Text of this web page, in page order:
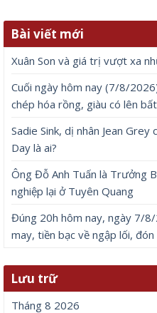
Bài viết mới
Xuân Son và giá trị vượt xa
Cuối ngày hôm nay (7/8/
chép hóa rồng, giàu có lên
Sadie Sink, dị nhân Jean
Day là ai?
Ông Đỗ Anh Tuấn là Trưởng
nghiệp lại ở Tuyên Quang
Đúng 20h hôm nay, ngày 7/
may, tiền bạc về ngập lối, đón
Lưu trữ
Tháng 8 2026